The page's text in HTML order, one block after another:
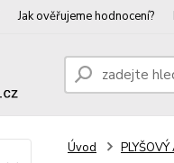
Jak ověřujeme hodnocení?
Úvod